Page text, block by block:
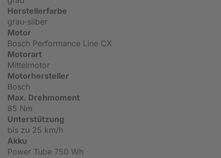
Herstellerfarbe
grau-silber
Motor
Bosch Performance Line CX
Motorart
Mittelmotor
Motorhersteller
Bosch
Max. Drehmoment
85 Nm
Unterstützung
bis zu 25 km/h
Akku
Power Tube 750 Wh